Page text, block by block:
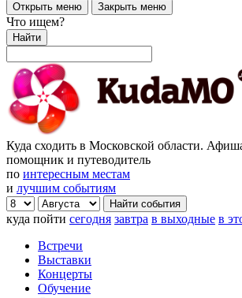
Открыть меню Закрыть меню
Что ищем?
Найти
Куда сходить в Московской области.
помощник и путеводитель
по интересным местам
и лучшим событиям
куда пойти сегодня завтра в выходные в
Встречи
Выставки
Концерты
Обучение